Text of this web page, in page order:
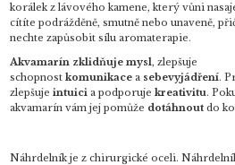
korálek z lávového kamene, který vůni
cítíte podrážděně, smutněnebo unaveně,
nechte zapůsobit sílu aromaterapie.
Akvamarín zklidňuje mysl, zlepšuje
schopnost komunikace a sebevyjádření.
zlepšujeintuici a podporujekreativitu.
akvamarín vám jej pomůže dotáhnout do
Náhrdelník je z chirurgické oceli.